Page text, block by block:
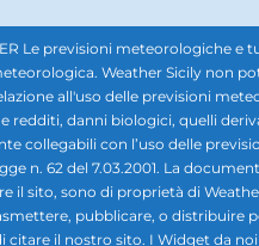
Le previsioni meteorologiche e
Weather Sicily non
all'uso delle previsioni
redditi, danni biologici, quelli
collegabili con l’uso delle
n. 62 del 7.03.2001. La
il sito, sono di proprietà di
pubblicare, o distribuire
citare il nostro sito. I Widget da